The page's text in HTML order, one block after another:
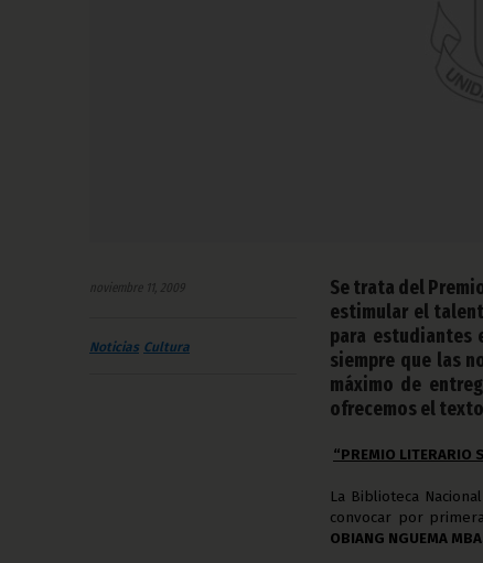
noviembre 11, 2009
Noticias Cultura
Se trata del
estimular el
para estudiantes
siempre que las
máximo de
ofrecemos el
“PREMIO LITERARIO
La Biblioteca Nacional
convocar por
OBIANG NGUEMA